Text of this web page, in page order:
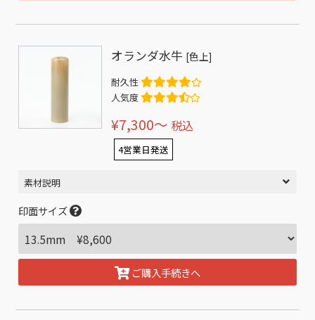
オランダ水牛 [色上]
耐久性
人気度
¥7,300〜 税込
4営業日発送
素材説明
印面サイズ
ご購入手続きへ